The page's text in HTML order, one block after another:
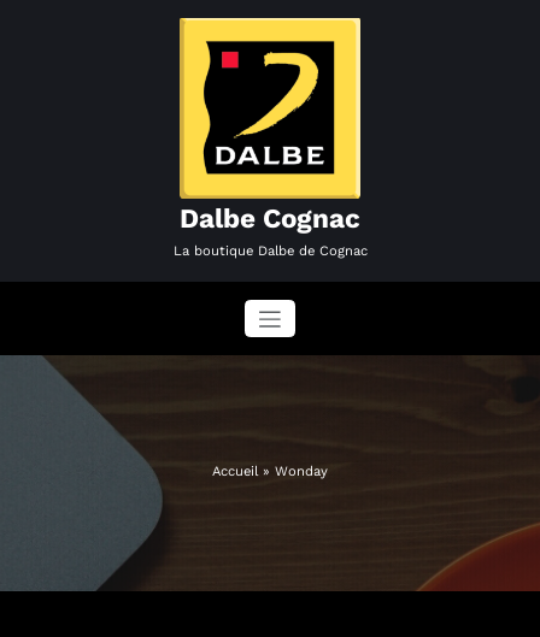
Dalbe Cognac
La boutique Dalbe de Cognac
Accueil » Wonday